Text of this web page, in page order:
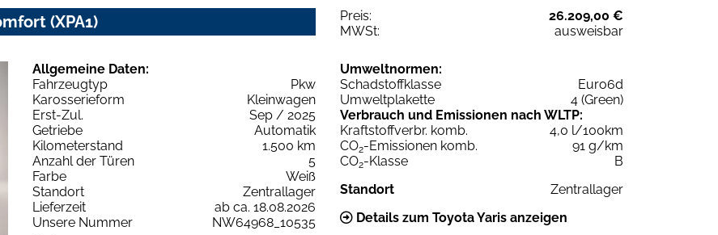
(XPA1) Preis:
26.209,00 €
MWSt:
ausweisbar
Allgemeine Daten:
Fahrzeugtyp
Pkw
Karosserieform
Kleinwagen
Erst-Zul.
Sep / 2025
Getriebe
Automatik
Kilometerstand
1.500 km
Anzahl der Türen
5
Farbe
Weiß
Standort
Zentrallager
Lieferzeit
ab ca. 18.08.2026
Unsere Nummer
NW64968_10535
Umweltnormen:
Schadstoffklasse
Euro6d
Umweltplakette
4 (Green)
Verbrauch und Emissionen nach WLTP:
Kraftstoffverbr. komb.
4,0 l/100km
CO2-Emissionen komb.
91 g/km
CO2-Klasse
B
Standort
Zentrallager
Details zum Toyota Yaris anzeigen